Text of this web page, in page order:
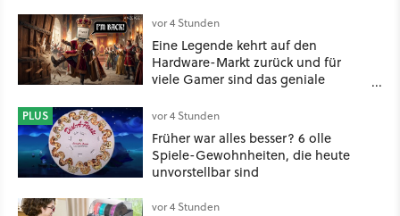
Gamification [Best of GameStar]
vor 4 Stunden
Eine Legende kehrt auf den
Hardware-Markt zurück und für
viele Gamer sind das geniale
PLUS vor 4 Stunden
Früher war alles besser? 6 olle
Spiele-Gewohnheiten, die heute
unvorstellbar sind
vor 4 Stunden